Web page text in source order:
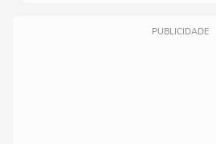
PUBLICIDADE